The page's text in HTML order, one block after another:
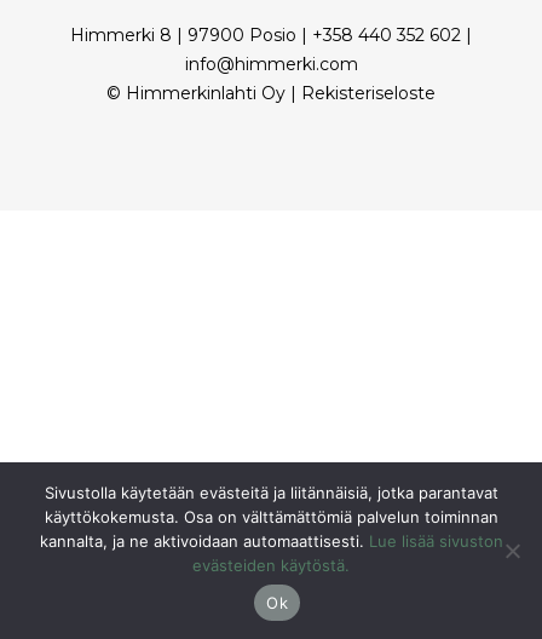
Himmerki 8 | 97900 Posio | +358 440 352 602 |
info@himmerki.com
© Himmerkinlahti Oy | Rekisteriseloste
Sivustolla käytetään evästeitä ja liitännäisiä, jotka parantavat
käyttökokemusta. Osa on välttämättömiä palvelun toiminnan
kannalta, ja ne aktivoidaan automaattisesti. Lue lisää sivuston
evästeiden käytöstä.
Ok